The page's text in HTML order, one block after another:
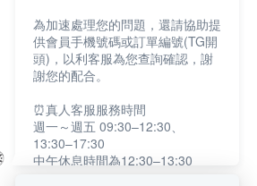
為加速處理您的問題，還請協助提
供會員手機號碼或訂單編號(TG開
頭)，以利客服為您查詢確認，謝
謝您的配合。
⏰真人客服服務時間
週一～週五 09:30–12:30、
13:30–17:30
中午休息時間為12:30–13:30